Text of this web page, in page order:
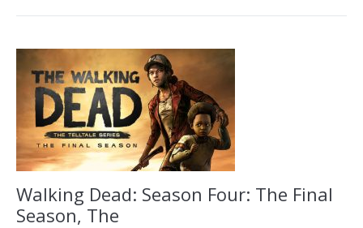
Walking Dead: Season Four: The Final
Season, The